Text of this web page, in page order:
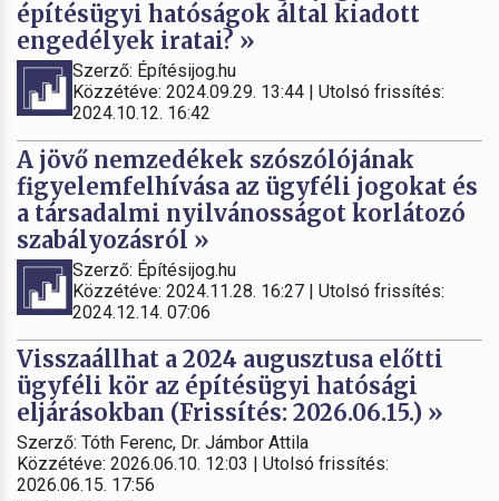
építésügyi hatóságok által kiadott
engedélyek iratai? »
Szerző: Építésijog.hu
Közzétéve: 2024.09.29. 13:44 | Utolsó frissítés:
2024.10.12. 16:42
A jövő nemzedékek szószólójának
figyelemfelhívása az ügyféli jogokat és
a társadalmi nyilvánosságot korlátozó
szabályozásról »
Szerző: Építésijog.hu
Közzétéve: 2024.11.28. 16:27 | Utolsó frissítés:
2024.12.14. 07:06
Visszaállhat a 2024 augusztusa előtti
ügyféli kör az építésügyi hatósági
eljárásokban (Frissítés: 2026.06.15.) »
Szerző: Tóth Ferenc, Dr. Jámbor Attila
Közzétéve: 2026.06.10. 12:03 | Utolsó frissítés:
2026.06.15. 17:56